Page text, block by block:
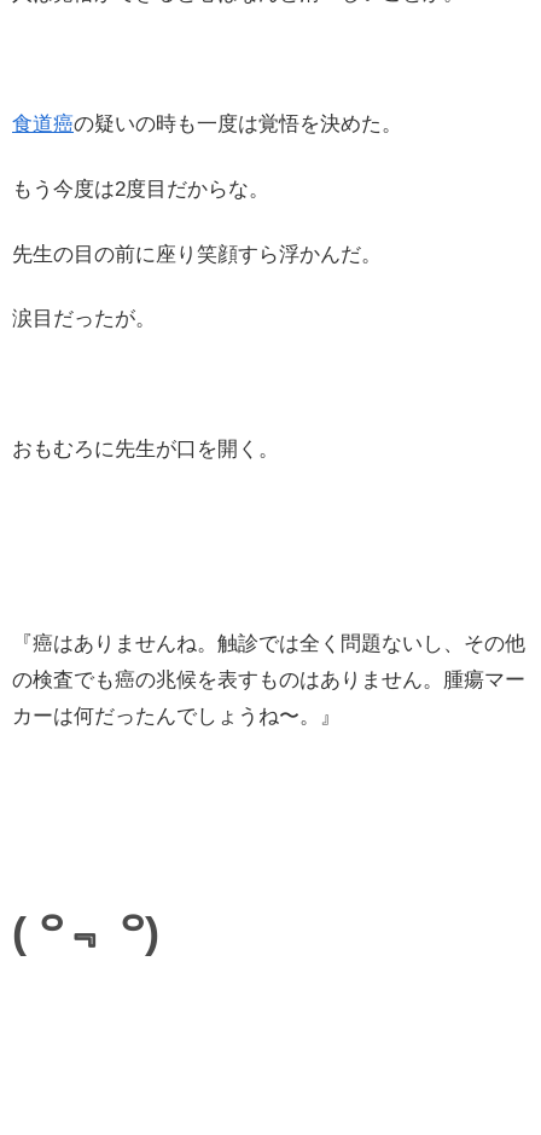
食道癌の疑いの時も一度は覚悟を決めた。
もう今度は2度目だからな。
先生の目の前に座り笑顔すら浮かんだ。
涙目だったが。
おもむろに先生が口を開く。
『癌はありませんね。触診では全く問題ないし、その他
の検査でも癌の兆候を表すものはありません。腫瘍マー
カーは何だったんでしょうね〜。』
( ꒪﹃ ꒪)